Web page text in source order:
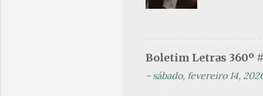
não,
Boletim Letras 360º
- sábado, fevereiro 14,